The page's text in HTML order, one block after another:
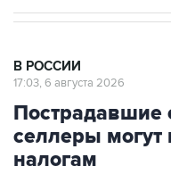
В РОССИИ
17:03, 6 августа 2026
Пострадавшие
селлеры могут
налогам